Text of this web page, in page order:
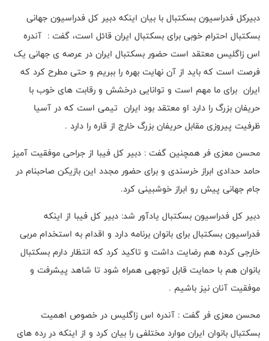
دبیرکل فدراسیون بسکتبال با بیان اینکه دبیر کل فدراسیون جهانی
بسکتبال احترام خوبی برای بسکتبال ایران قائل است، گفت : آندره
اس زاگلیس معتقد است حضور بسکتبال ایران در عرصه ی جهانی یک
فرصت است که باید از آن نهایت بهره را ببریم و حتی مطرح کرد که
ایران برای ما مهم است و توانایی درخشش و رقابت های خوب با
حریفان بزرگ را دارد او معتقد بود ایران تیمی است که در آسیا
ظرفیت پیروزی مقابل حریفان بزرگ خارج از قاره را دارد .
محسن معزی فر همچنین گفت : دبیر کل فیبا از جراحی موفقیت آمیز
حامد حدادی ابراز خرسندی و برای حضور مجدد این بازیکن صاحبنام در
جام جهانی پیش رو ابراز خوشبینی کرد.
دبیر کل فدراسیون بسکتبال یادآور شد: دبیر کل فیبا از اینکه
فدراسیون بسکتبال برای بانوان برنامه دارد و اقدام به استخدام مربی
خارجی کرده هم رضایت داشت و تاکید کرد که انتظار دارم بسکتبال
بانوان هم با حمایت قابل توجهی همراه شود تا شاهد پیشرفت و
موفقیت آنان نیز باشیم .
محسن معزی فر گفت : آندره اس زاگلیس در خصوص اهمیت
بسکتبال بانوان ایران موارد مختلفی را بیان کرد و‌ از اینکه در رده های